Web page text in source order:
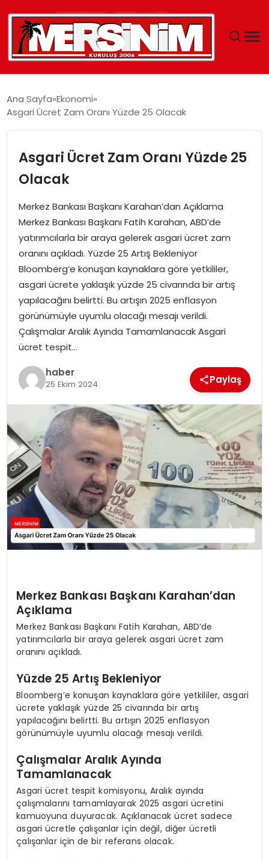
YAŞAM
GÜNCEL
SAĞLIK
EĞITIM
SPOR
EKONOMI
MAGAZIN
DÜNYA
OTOMOBIL
Ana Sayfa Ekonomi
Asgari Ücret Zam Oranı Yüzde 25 Olacak
Asgari Ücret Zam Oranı Yüzde 25
Olacak
Merkez Bankası Başkanı Karahan’dan Açıklama
Merkez Bankası Başkanı Fatih Karahan, ABD’de
yatırımcılarla bir araya gelerek asgari ücret zam
oranını açıkladı. Yüzde 25 Artış Bekleniyor
Bloomberg’e konuşan kaynaklara göre yetkililer,
asgari ücrete yaklaşık yüzde 25 civarında bir artış
yapılacağını belirtti. Bu artışın 2025 enflasyon
görünümüyle uyumlu olacağı mesajı verildi.
Çalışmalar Aralık Ayında Tamamlanacak Asgari
ücret tespit…
haber
25 Ekim 2024 Paylaş
Merkez Bankası Başkanı Karahan’dan
Açıklama
Merkez Bankası Başkanı Fatih Karahan, ABD’de
yatırımcılarla bir araya gelerek asgari ücret zam
oranını açıkladı.
Yüzde 25 Artış Bekleniyor
Bloomberg’e konuşan kaynaklara göre yetkililer, asgari
ücrete yaklaşık yüzde 25 civarında bir artış
yapılacağını belirtti. Bu artışın 2025 enflasyon
görünümüyle uyumlu olacağı mesajı verildi.
Çalışmalar Aralık Ayında
Tamamlanacak
Asgari ücret tespit komisyonu, Aralık ayında
çalışmalarını tamamlayarak 2025 asgari ücretini
kamuoyuna duyuracak. Açıklanacak ücret sadece
asgari ücretle çalışanlar için değil, diğer ücretli
çalışanlar için de bir referans olacak.